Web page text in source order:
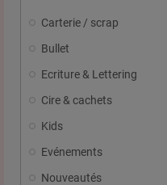
Carterie / scrap
Bullet
Ecriture & Lettering
Cire & cachets
Kids
Evénements
Nouveautés